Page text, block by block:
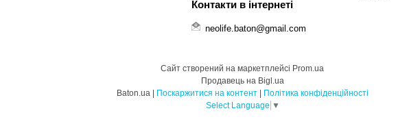
neolife.baton@gmail.com
Сайт створений на маркетплейсі Prom.ua
Продавець на Bigl.ua
Baton.ua | Поскаржитися на контент | Політика конфіденційності
Select Language ▼